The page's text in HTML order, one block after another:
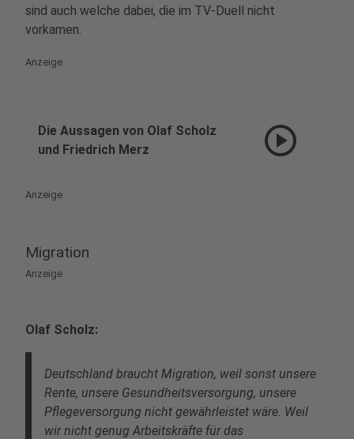
sind auch welche dabei, die im TV-Duell nicht
vorkamen.
Anzeige
Die Aussagen von Olaf Scholz
und Friedrich Merz
play_circle
Anzeige
Migration
Anzeige
Olaf Scholz:
Deutschland braucht Migration, weil sonst unsere
Rente, unsere Gesundheitsversorgung, unsere
Pflegeversorgung nicht gewährleistet wäre. Weil
wir nicht genug Arbeitskräfte für das